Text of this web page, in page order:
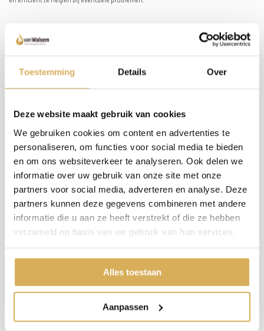
Toestemming Details Over
Deze website maakt gebruik van cookies
We gebruiken cookies om content en advertenties te
personaliseren, om functies voor social media te bieden
en om ons websiteverkeer te analyseren. Ook delen we
informatie over uw gebruik van onze site met onze
partners voor social media, adverteren en analyse. Deze
partners kunnen deze gegevens combineren met andere
informatie die u aan ze heeft verstrekt of die ze hebben
verzameld op basis van uw gebruik van hun services.
Alles toestaan
Aanpassen
Merk: Element4
Serie: Club
Vuurzicht: front/tweezijdig/driezijdig
Type kachel: inbouw
Afvoer: geen
Materiaal: plaatstaal
Kleur: zwart
verwarmingsfunctie: ja
Maximaal vermogen: 2 kW
Afmeting breedte:
Afmeting diepte:31,6 cm
Afmeting hoogte:35,7 cm
Bediening: afstandsbediening en app
Kenmerken van Element 4 Modore/Bidore/Trisore 100e